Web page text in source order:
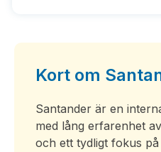
Kort om
Santander är en
med lång erfarenhet
och ett tydligt fokus på